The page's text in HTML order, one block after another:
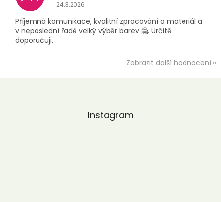
24.3.2026
Příjemná komunikace, kvalitní zpracování a materiál a
v neposlední řadě velký výběr barev 🤗. Určitě
doporučuji.
Zobrazit další hodnocení
Instagram